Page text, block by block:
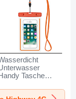
Tasche
Highway 4G